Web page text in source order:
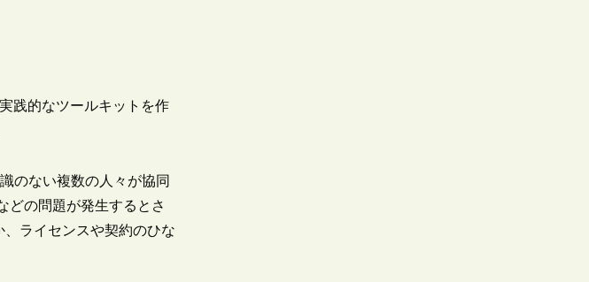
践的なツールキットを作
のない複数の人々が協同
どの問題が発生するとさ
ライセンスや契約のひな